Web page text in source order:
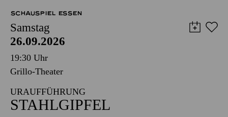
SCHAUSPIEL ESSEN
Samstag
26.09.2026
19:30 Uhr
Grillo-Theater
URAUFFÜHRUNG
STAHLGIPFEL